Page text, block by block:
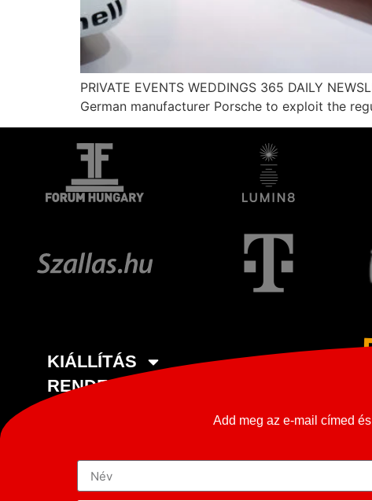
PRIVATE EVENTS WEDDINGS 365 DAILY
German manufacturer Porsche to exploit the
KIÁLLÍTÁS
RENDEZVÉNY HELYSZÍN
MÉDIA
KAPCSOLAT
Add meg az e-mail címed